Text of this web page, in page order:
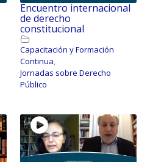
Encuentro internacional
de derecho
constitucional
Capacitación y Formación
Continua,
Jornadas sobre Derecho
Público